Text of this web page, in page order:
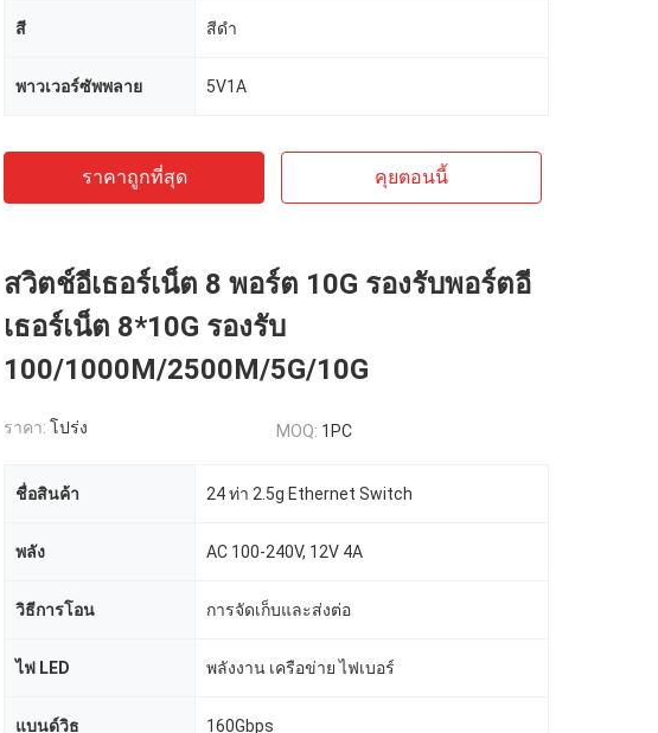
สี สีดำ
พาวเวอร์ซัพพลาย 5V1A
ราคาถูกที่สุด คุยตอนนี้
สวิตช์อีเธอร์เน็ต 8 พอร์ต 10G รองรับพอร์ตอี
เธอร์เน็ต 8*10G รองรับ
100/1000M/2500M/5G/10G
ราคา: โปร่ง MOQ: 1PC
ชื่อสินค้า 24 ท่า 2.5g Ethernet Switch
พลัง AC 100-240V, 12V 4A
วิธีการโอน การจัดเก็บและส่งต่อ
ไฟ LED พลังงาน เครือข่าย ไฟเบอร์
แบนด์วิธ 160Gbps